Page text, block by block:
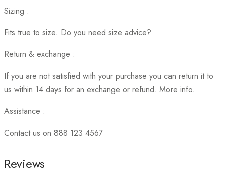
Sizing :
Fits true to size. Do you need size advice?
Return & exchange :
If you are not satisfied with your purchase you can return it to
us within 14 days for an exchange or refund. More info.
Assistance :
Contact us on 888 123 4567
Reviews